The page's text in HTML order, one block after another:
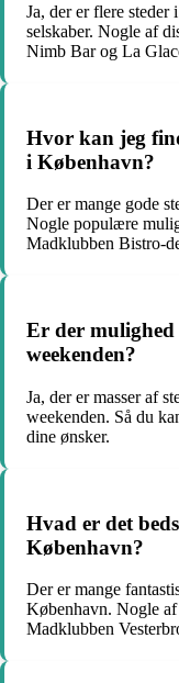
Ja, der er flere
selskaber. Nogle af
Nimb Bar og La
Hvor kan jeg
i København?
Der er mange gode
Nogle populære
Madklubben Bistro-
Er der
weekenden?
Ja, der er masser af
weekenden. Så du
dine ønsker.
Hvad er det
København?
Der er mange
København. Nogle
Madklubben